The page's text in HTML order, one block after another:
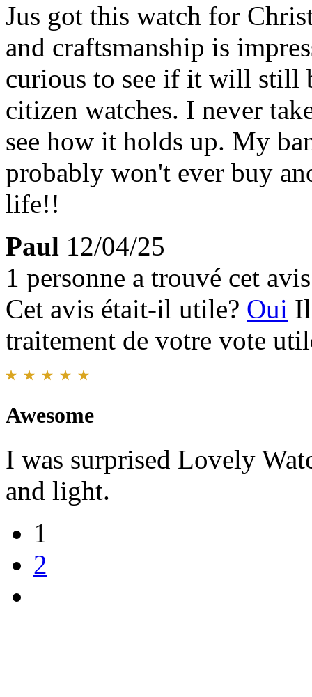
Jus got this watch for
and craftsmanship is
curious to see if it will still
citizen watches. I never
see how it holds up. My
probably won't ever buy
life!!
Paul 12/04/25
1 personne a trouvé cet
Cet avis était-il utile? Oui
traitement de votre vote
Awesome
I was surprised Lovely
and light.
1
2